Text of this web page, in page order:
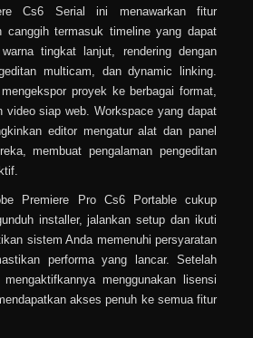
Cs6 Serial ini menawarkan fitur
canggih termasuk timeline yang dapat
tingkat lanjut, rendering dengan
multicam, dan dynamic linking.
proyek ke berbagai format,
video siap web. Workspace yang dapat
editor mengatur alat dan panel
membuat pengalaman pengeditan
Premiere Pro Cs6 Portable cukup
installer, jalankan setup dan ikuti
sistem Anda memenuhi persyaratan
performa yang lancar. Setelah
menggunakan lisensi
akses penuh ke semua fitur